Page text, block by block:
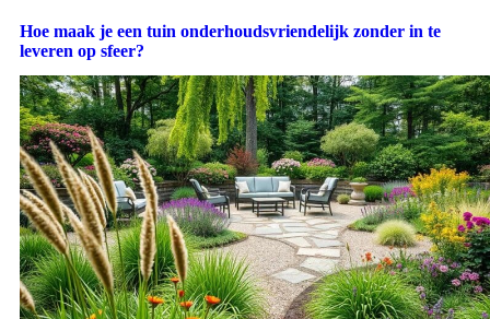
Hoe maak je een tuin onderhoudsvriendelijk zonder in te
leveren op sfeer?